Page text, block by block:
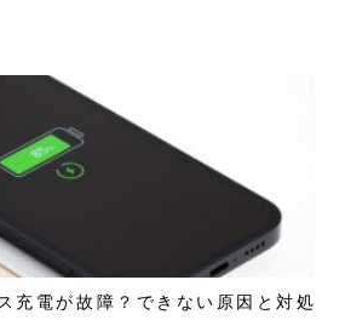
充電が故障？できない原因と対処